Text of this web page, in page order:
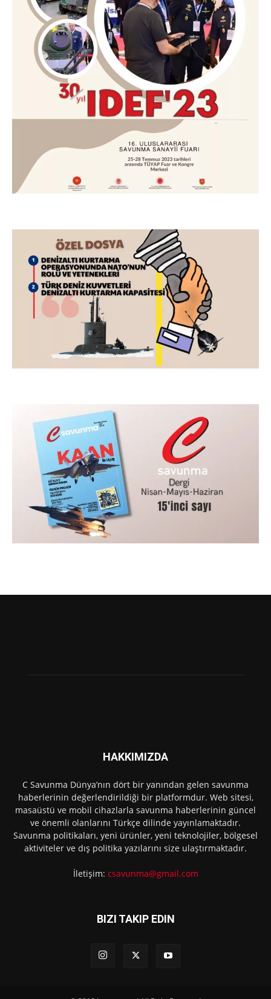
HAKKIMIZDA
C Savunma Dünya’nın dört bir yanından gelen savunma
haberlerinin değerlendirildiği bir platformdur. Web sitesi,
masaüstü ve mobil cihazlarla savunma haberlerinin güncel
ve önemli olanlarını Türkçe dilinde yayınlamaktadır.
Savunma politikaları, yeni ürünler, yeni teknolojiler, bölgesel
aktiviteler ve dış politika yazılarını size ulaştırmaktadır.
İletişim: csavunma@gmail.com
BIZI TAKIP EDIN